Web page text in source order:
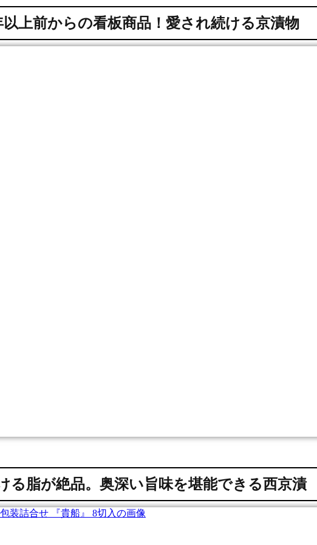
以上前からの看板商品！愛され続ける京漬物
る脂が絶品。奥深い旨味を堪能できる西京漬